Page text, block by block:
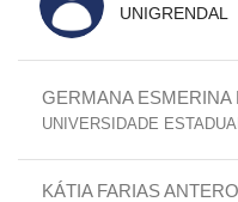
UNIGRENDAL
GERMANA ESMERINA
UNIVERSIDADE
KÁTIA FARIAS ANTERO